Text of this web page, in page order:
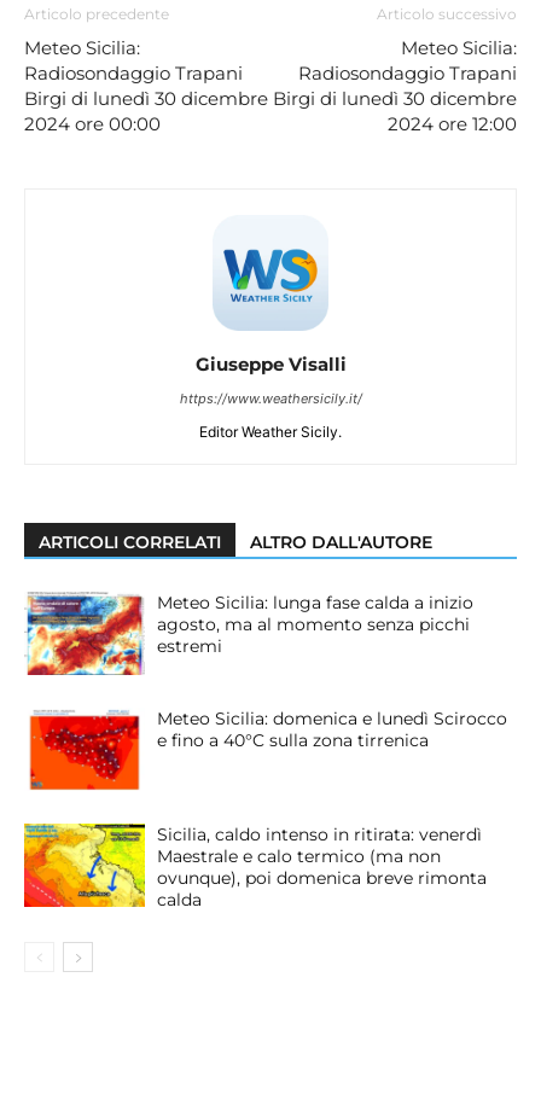
Articolo precedente
Meteo Sicilia:
Radiosondaggio Trapani
Birgi di lunedì 30 dicembre
2024 ore 00:00
Articolo successivo
Meteo Sicilia:
Radiosondaggio Trapani
Birgi di lunedì 30 dicembre
2024 ore 12:00
Giuseppe Visalli
https://www.weathersicily.it/
Editor Weather Sicily.
ARTICOLI CORRELATI ALTRO DALL'AUTORE
Meteo Sicilia: lunga fase calda a inizio
agosto, ma al momento senza picchi
estremi
Meteo Sicilia: domenica e lunedì Scirocco
e fino a 40°C sulla zona tirrenica
Sicilia, caldo intenso in ritirata: venerdì
Maestrale e calo termico (ma non
ovunque), poi domenica breve rimonta
calda